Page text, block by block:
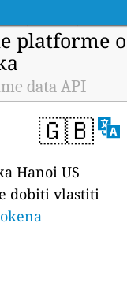
platforme o
data API
🇬🇧
Hanoi US
dobiti vlastiti